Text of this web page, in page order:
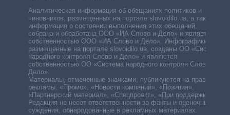
Аналитическая информация об обещаниях политиков и
чиновников, размещенных на портале slovoidilo.ua, а также
информация о состоянии выполнения этих обещаний,
собрана и обработана ООО «ИА Слово и Дело» и является
собственностью ООО «ИА Слово и Дело». Инфографики,
размещенные на портале slovoidilo.ua, созданы ОО «Система
народного контроля Слово и Дело» и являются
собственностью ОО «Система народного контроля Слово и
Дело».
Материалы, отмеченные значками, публикуются на правах
рекламы: «Промо», «Новости компаний», «Позиция»,
«Партнерский материал», «Спецпроект», «При поддержке».
Редакция не несет ответственности за факты и оценочные
суждения, обнародованные в рекламных материалах.